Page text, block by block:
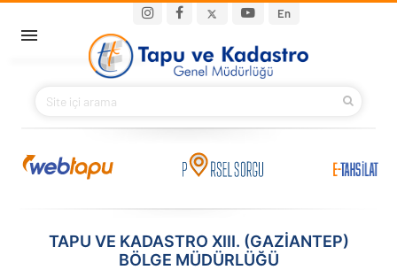
En
Main navigation
BAKANIMIZ
KURUMSAL
TAPU VE KADASTRO XIII. (GAZIANTEP)
BÖLGE MÜDÜRLÜĞÜ